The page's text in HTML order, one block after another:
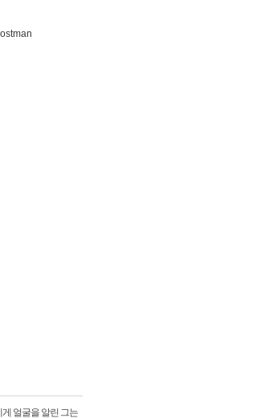
얼굴을 알린 그는